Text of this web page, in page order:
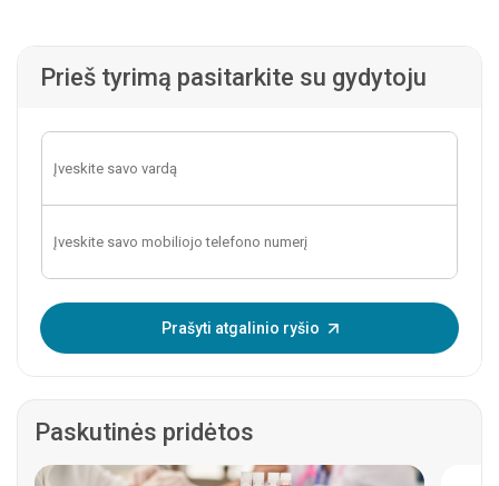
Prieš tyrimą pasitarkite su gydytoju
Prašyti atgalinio ryšio
Paskutinės pridėtos